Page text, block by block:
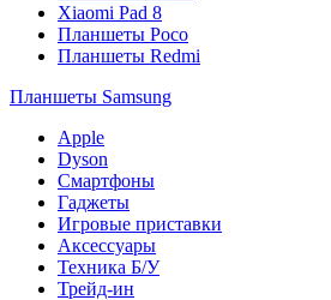
Xiaomi Pad 8
Планшеты Poco
Планшеты Redmi
Планшеты Samsung
Apple
Dyson
Смартфоны
Гаджеты
Игровые приставки
Аксессуары
Техника Б/У
Трейд-ин